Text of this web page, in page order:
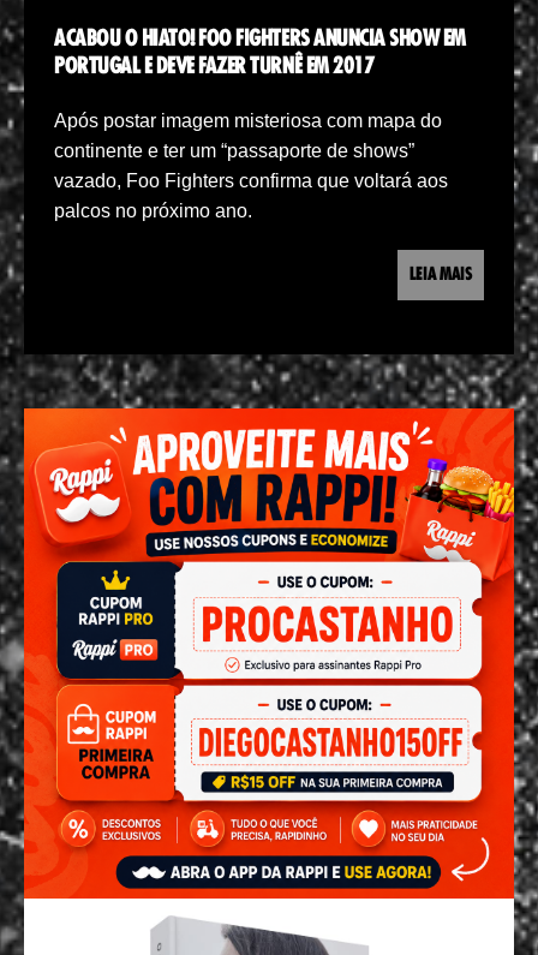
ACABOU O HIATO! FOO FIGHTERS ANUNCIA SHOW EM
PORTUGAL E DEVE FAZER TURNÊ EM 2017
Após postar imagem misteriosa com mapa do
continente e ter um “passaporte de shows”
vazado, Foo Fighters confirma que voltará aos
palcos no próximo ano.
LEIA MAIS